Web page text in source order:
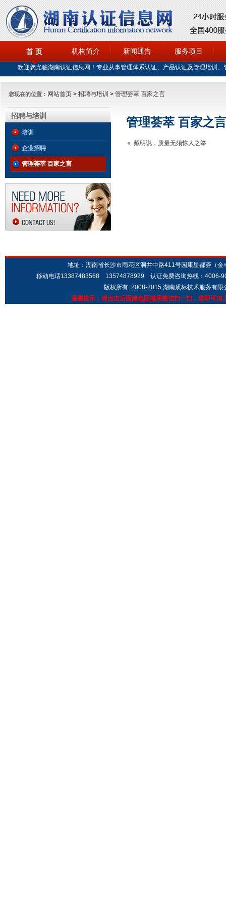
首 页
欢迎您光临湖南认证信息网！专业从事管理体系认证、产品认证及管理培训
机构简介 新闻通告 服务项目
您现在的位置： 网站首页 > 招聘与培训 > 管理荟萃 百家之言
招聘与培训
培训
企业招聘
管理荟萃 百家之言
管理荟萃 百家之言
戴明说，质量无须惊人之举
地址：湖南省长沙市雨花区洞井中路411号园康星都荟（
移动电话13387483568 13574878929 认证免费咨询热线：4006-
版权所有; 2008-2015 湖南质标技术服务有限
温馨提示：请点击后面绿色区域用微信扫一扫，您即可加